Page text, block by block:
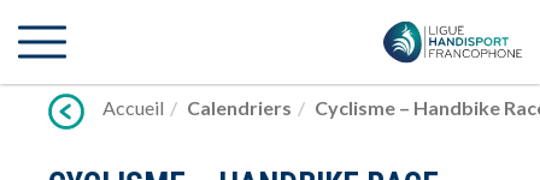
vers
Accueil
Calendriers Cyclisme – Handbike